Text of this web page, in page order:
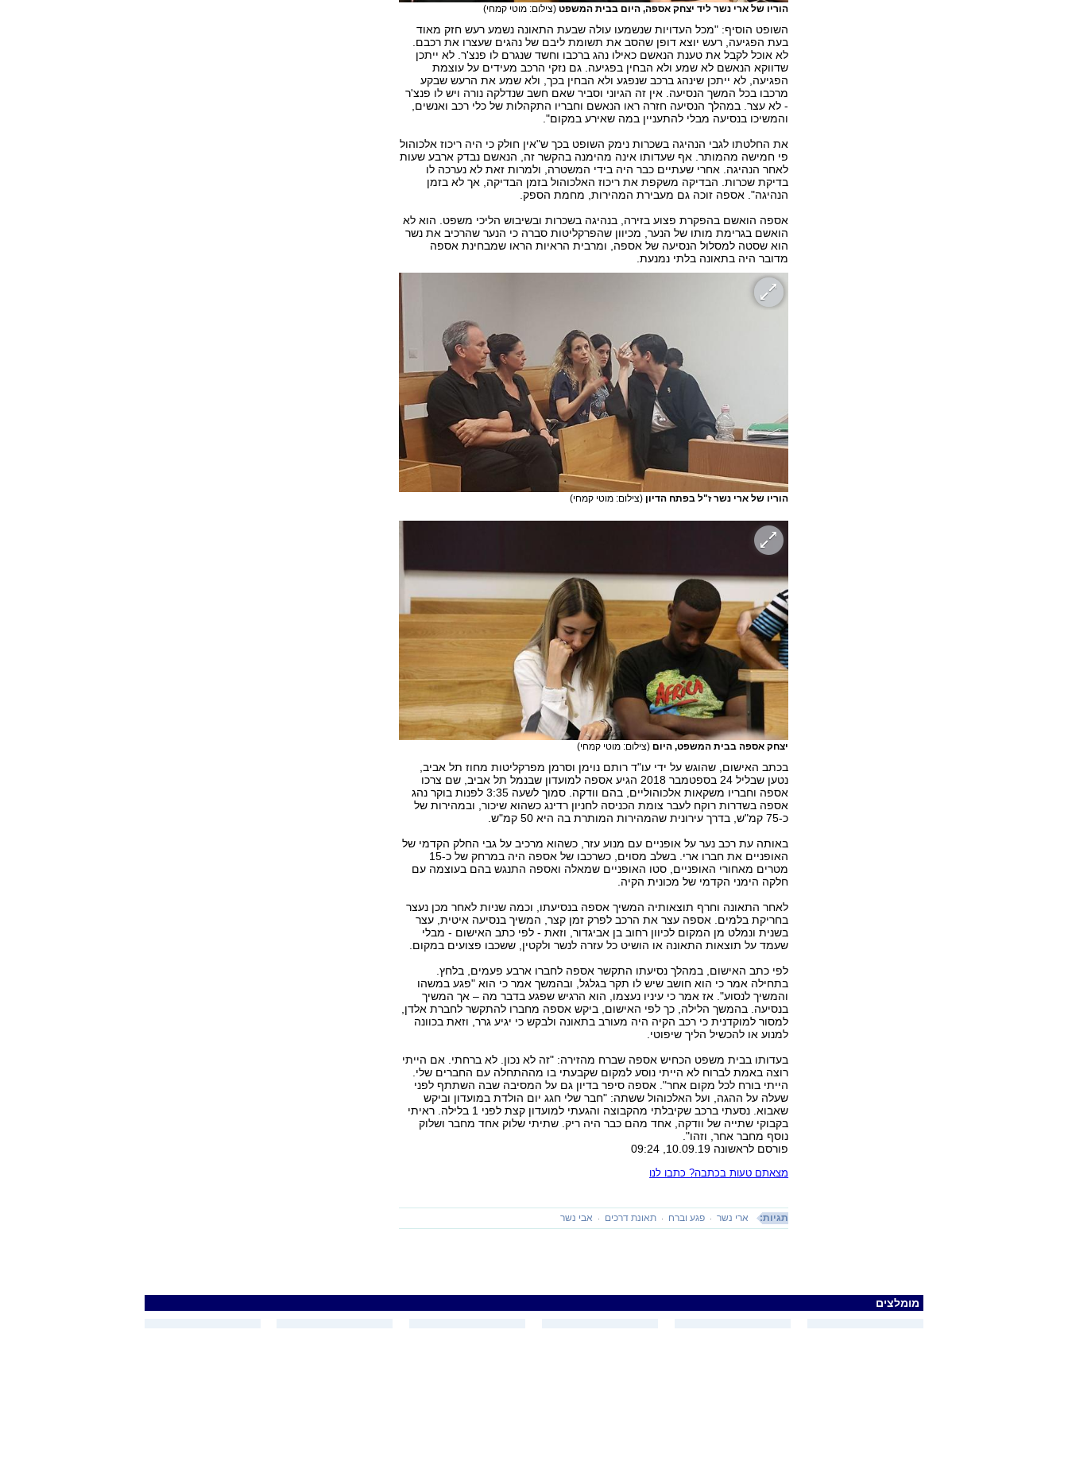
הוריו של ארי נשר ליד יצחק אספה, היום בבית המשפט (צילום: מוטי קמחי)
השופט הוסיף: "מכל העדויות שנשמעו עולה שבעת התאונה נשמע רעש חזק מאוד
בעת הפגיעה, רעש יוצא דופן שהסב את תשומת ליבם של נהגים שעצרו את רכבם.
לא אוכל לקבל את טענת הנאשם כאילו נהג ברכבו וחשד שנגרם לו פנצ'ר. לא ייתכן
שדווקא הנאשם לא שמע ולא הבחין בפגיעה. גם נזקי הרכב מעידים על עוצמת
הפגיעה, לא ייתכן שינהג ברכב שנפגע ולא הבחין בכך, ולא שמע את הרעש שבקע
מרכבו בכל המשך הנסיעה. אין זה הגיוני וסביר שאם חשב שנדלקה נורה ויש לו פנצ'ר
- לא עצר. במהלך הנסיעה חזרה ראו הנאשם וחבריו התקהלות של כלי רכב ואנשים,
והמשיכו בנסיעה מבלי להתעניין במה שאירע במקום".
את החלטתו לגבי הנהיגה בשכרות נימק השופט בכך ש"אין חולק כי היה ריכוז אלכוהול
פי חמישה מהמותר. אף שעדותו אינה מהימנה בהקשר זה, הנאשם נבדק ארבע שעות
לאחר הנהיגה. אחרי שעתיים כבר היה בידי המשטרה, ולמרות זאת לא נערכה לו
בדיקת שכרות. הבדיקה משקפת את ריכוז האלכוהול בזמן הבדיקה, אך לא בזמן
הנהיגה". אספה זוכה גם מעבירת המהירות, מחמת הספק.
אספה הואשם בהפקרת פצוע בזירה, בנהיגה בשכרות ובשיבוש הליכי משפט. הוא לא
הואשם בגרימת מותו של הנער, מכיוון שהפרקליטות סברה כי הנער שהרכיב את נשר
הוא שסטה למסלול הנסיעה של אספה, ומרבית הראיות הראו שמבחינת אספה
מדובר היה בתאונה בלתי נמנעת.
הוריו של ארי נשר ז"ל בפתח הדיון (צילום: מוטי קמחי)
יצחק אספה בבית המשפט, היום (צילום: מוטי קמחי)
בכתב האישום, שהוגש על ידי עו"ד רותם נוימן וסרמן מפרקליטות מחוז תל אביב,
נטען שבליל 24 בספטמבר 2018 הגיע אספה למועדון שבנמל תל אביב, שם צרכו
אספה וחבריו משקאות אלכוהוליים, בהם וודקה. סמוך לשעה 3:35 לפנות בוקר נהג
אספה בשדרות רוקח לעבר צומת הכניסה לחניון רדינג כשהוא שיכור, ובמהירות של
כ-75 קמ"ש, בדרך עירונית שהמהירות המותרת בה היא 50 קמ"ש.
באותה עת רכב נער על אופניים עם מנוע עזר, כשהוא מרכיב על גבי החלק הקדמי של
האופניים את חברו ארי. בשלב מסוים, כשרכבו של אספה היה במרחק של כ-15
מטרים מאחורי האופניים, סטו האופניים שמאלה ואספה התנגש בהם בעוצמה עם
חלקה הימני הקדמי של מכונית הקיה.
לאחר התאונה וחרף תוצאותיה המשיך אספה בנסיעתו, וכמה שניות לאחר מכן נעצר
בחריקת בלמים. אספה עצר את הרכב לפרק זמן קצר, המשיך בנסיעה איטית, עצר
בשנית ונמלט מן המקום לכיוון רחוב בן אביגדור, וזאת - לפי כתב האישום - מבלי
שעמד על תוצאות התאונה או הושיט כל עזרה לנשר ולקטין, ששכבו פצועים במקום.
לפי כתב האישום, במהלך נסיעתו התקשר אספה לחברו ארבע פעמים, בלחץ.
בתחילה אמר כי הוא חושב שיש לו תקר בגלגל, ובהמשך אמר כי הוא "פגע במשהו
והמשיך לנסוע". אז אמר כי עיניו נעצמו, הוא הרגיש שפגע בדבר מה – אך המשיך
בנסיעה. בהמשך הלילה, כך לפי האישום, ביקש אספה מחברו להתקשר לחברת אלדן,
למסור למוקדנית כי רכב הקיה היה מעורב בתאונה ולבקש כי יגיע גרר, וזאת בכוונה
למנוע או להכשיל הליך שיפוטי.
בעדותו בבית משפט הכחיש אספה שברח מהזירה: "זה לא נכון. לא ברחתי. אם הייתי
רוצה באמת לברוח לא הייתי נוסע למקום שקבעתי בו מההתחלה עם החברים שלי.
הייתי בורח לכל מקום אחר". אספה סיפר בדיון גם על המסיבה שבה השתתף לפני
שעלה על ההגה, ועל האלכוהול ששתה: "חבר שלי חגג יום הולדת במועדון וביקש
שאבוא. נסעתי ברכב שקיבלתי מהקבוצה והגעתי למועדון קצת לפני 1 בלילה. ראיתי
בקבוקי שתייה של וודקה, אחד מהם כבר היה ריק. שתיתי שלוק אחד מחבר ושלוק
נוסף מחבר אחר, וזהו".
פורסם לראשונה 10.09.19, 09:24
מצאתם טעות בכתבה? כתבו לנו
תגיות: ארי נשר פגע וברח תאונת דרכים אבי נשר
מומלצים